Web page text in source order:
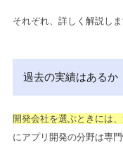
それぞれ、詳しく解説しま
過去の実績はあるか
開発会社を選ぶときには
にアプリ開発の分野は専